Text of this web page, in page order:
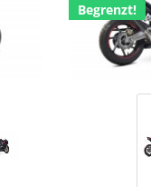
Begrenzt!